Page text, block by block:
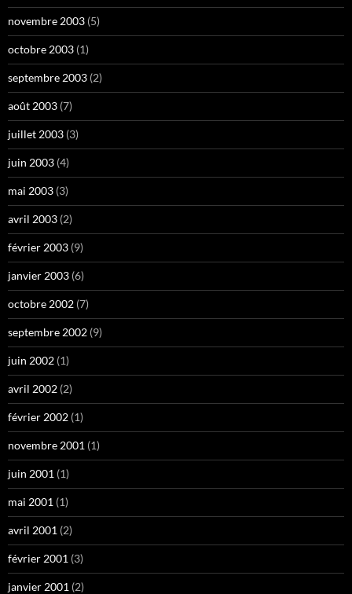
novembre 2003 (5)
octobre 2003 (1)
septembre 2003 (2)
août 2003 (7)
juillet 2003 (3)
juin 2003 (4)
mai 2003 (3)
avril 2003 (2)
février 2003 (9)
janvier 2003 (6)
octobre 2002 (7)
septembre 2002 (9)
juin 2002 (1)
avril 2002 (2)
février 2002 (1)
novembre 2001 (1)
juin 2001 (1)
mai 2001 (1)
avril 2001 (2)
février 2001 (3)
janvier 2001 (2)